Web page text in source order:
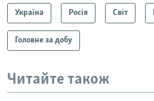
Україна Росія Світ
Головне за добу
Читайте також